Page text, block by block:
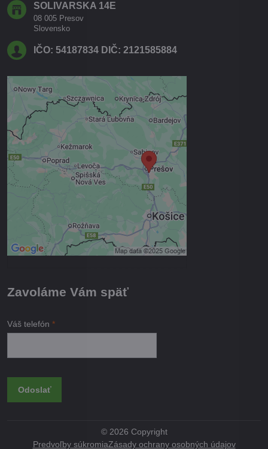
SOLIVARSKA 14E
08 005 Presov
Slovensko
IČO: 54187834 DIČ: 2121585884
Externý obsah je blokovaný
Voľbami súkromia
Prajete si načítať externý obsah?
Povoliť tentokrát
Povoliť a zapamätať - súhlas s
druhom cookie: Funkčné
Otvoriť obsah v novom okne
Zavoláme Vám späť
Váš telefón *
Odoslať
© 2026 Copyright
Predvoľby súkromiaZásady ochrany osobných údajov